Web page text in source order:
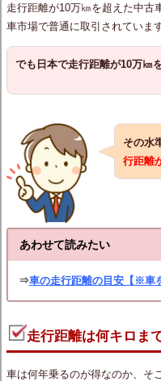
走行距離が10万㎞を超えた中古
車市場で普通に取引されています
でも日本で走行距離が10万㎞
その水
行距離
あわせて読みたい
⇒車の走行距離の目安【※車
走行距離は何キロま
車は何年乗るのが得なのか、そ